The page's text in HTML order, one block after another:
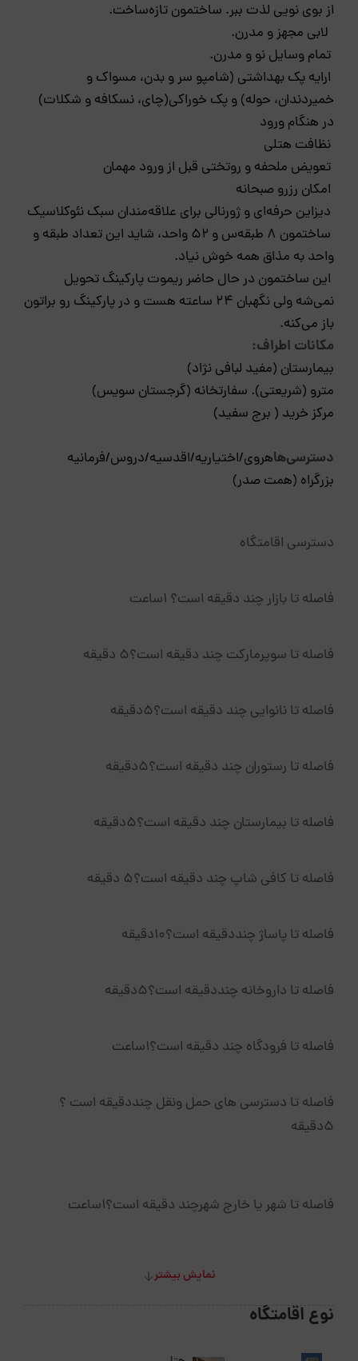
از بوی نویی لذت ببر. ساختمون تازه‌ساخت.
لابی مجهز و مدرن.
تمام وسایل نو و مدرن.
ارایه پک بهداشتی (شامپو سر و بدن، مسواک و
خمیردندان، حوله) و پک خوراکی(چای، نسکافه و شکلات)
در هنگام ورود
نظافت هتلی
تعویض ملحفه و روتختی قبل از ورود مهمان
امکان رزرو صبحانه
دیزاین حرفه‌ای و ژورنالی برای علاقه‌مندان سبک نئوکلاسیک
ساختمون ۸ طبقه‌س و ۵۲ واحد، شاید این تعداد طبقه و
واحد به مذاق همه خوش نیاد.
این ساختمون در حال حاضر ریموت پارکینگ تحویل
نمی‌شه ولی نگهبان ۲۴ ساعته هست و در پارکینگ رو براتون
باز می‌کنه.
مکانات اطراف:
بیمارستان (مفید لبافی نژاد)
مترو (شریعتی). سفارتخانه (گرجستان سویس)
مرکز خرید ( برج سفید)
دسترسی‌هاهروی/اختیاریه/اقدسیه/دروس/فرمانیه
بزرگراه (همت صدر)
دسترسی اقامتگاه
فاصله تا بازار چند دقیقه است؟ 1ساعت
فاصله تا سوپرمارکت چند دقیقه است؟5 دقیقه
فاصله تا نانوایی چند دقیقه است؟5دقیقه
فاصله تا رستوران چند دقیقه است؟5دقیقه
فاصله تا بیمارستان چند دقیقه است؟5دقیقه
فاصله تا کافی شاپ چند دقیقه است؟5 دقیقه
فاصله تا پاساژ چنددقیقه است؟10دقیقه
فاصله تا داروخانه چنددقیقه است؟5دقیقه
فاصله تا فرودگاه چند دقیقه است؟1ساعت
فاصله تا دسترسی های حمل ونقل چنددقیقه است ؟
5دقیقه
فاصله تا شهر یا خارج شهرچند دقیقه است؟1ساعت
نمایش بیشتر
نوع اقامتگاه